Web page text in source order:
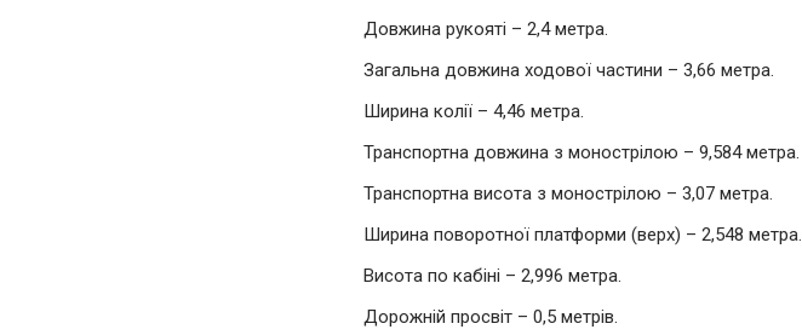
Довжина рукояті – 2,4 метра.
Загальна довжина ходової частини – 3,66 метра.
Ширина колії – 4,46 метра.
Транспортна довжина з монострілою – 9,584 метра.
Транспортна висота з монострілою – 3,07 метра.
Ширина поворотної платформи (верх) – 2,548 метра.
Висота по кабіні – 2,996 метра.
Дорожній просвіт – 0,5 метрів.